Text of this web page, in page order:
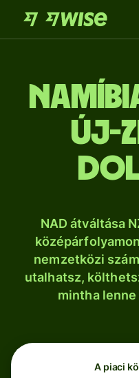
új-
NAD átváltása
nemzetközi
utalhatsz,
mintha
A piaci